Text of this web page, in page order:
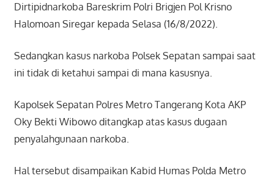
Dirtipidnarkoba Bareskrim Polri Brigjen Pol Krisno
Halomoan Siregar kepada Selasa (16/8/2022).
Sedangkan kasus narkoba Polsek Sepatan sampai saat
ini tidak di ketahui sampai di mana kasusnya.
Kapolsek Sepatan Polres Metro Tangerang Kota AKP
Oky Bekti Wibowo ditangkap atas kasus dugaan
penyalahgunaan narkoba.
Hal tersebut disampaikan Kabid Humas Polda Metro